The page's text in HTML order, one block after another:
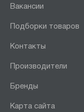
Вакансии
Подборки товаров
Контакты
Производители
Бренды
Карта сайта